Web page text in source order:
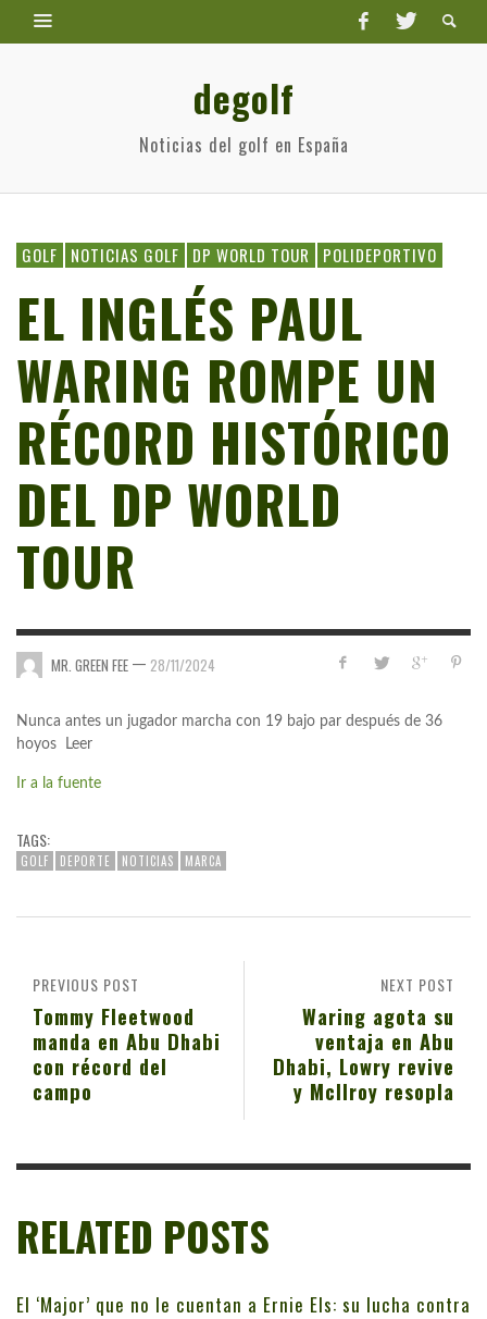
degolf
Noticias del golf en España
GOLF NOTICIAS GOLF DP WORLD TOUR POLIDEPORTIVO
EL INGLÉS PAUL
WARING ROMPE UN
RÉCORD HISTÓRICO
DEL DP WORLD
TOUR
MR. GREEN FEE — 28/11/2024
Nunca antes un jugador marcha con 19 bajo par después de 36
hoyos Leer
Ir a la fuente
TAGS:
GOLF DEPORTE NOTICIAS MARCA
NEXT POST
Waring agota su
ventaja en Abu
Dhabi, Lowry revive
y McIlroy resopla
PREVIOUS POST
Tommy Fleetwood
manda en Abu Dhabi
con récord del
campo
RELATED POSTS
El ‘Major’ que no le cuentan a Ernie Els: su lucha contra